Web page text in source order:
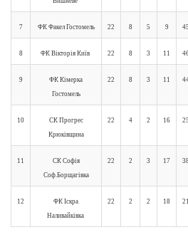
7 ФК Факел Гостомель 22 8 5 9
8 ФК Вікторія Київ 22 8 3 11
9
ФК Кімерка
Гостомель
22 8 3 11
10
СК Прогрес
Крюківщина
22 4 2 16
11
СК Софія
Соф.Борщагівка
22 2 3 17
12
ФК Іскра
Наливайківка
22 2 2 18